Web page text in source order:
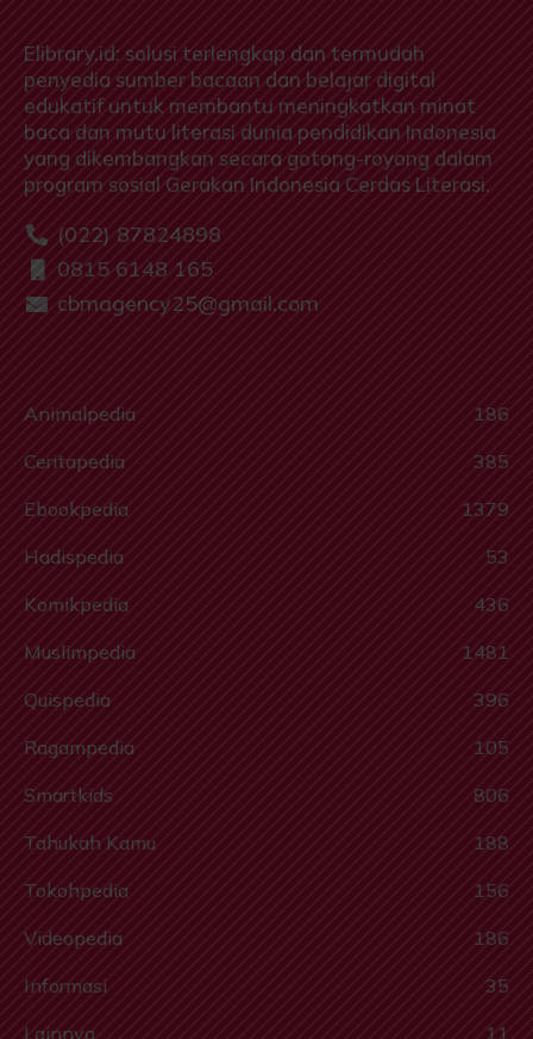
Elibrary.id: solusi terlengkap dan termudah
penyedia sumber bacaan dan belajar digital
edukatif untuk membantu meningkatkan minat
baca dan mutu literasi dunia pendidikan Indonesia
yang dikembangkan secara gotong-royong dalam
program sosial Gerakan Indonesia Cerdas Literasi.
(022) 87824898
0815 6148 165
cbmagency25@gmail.com
Animalpedia
186
Ceritapedia
385
Ebookpedia
1379
Hadispedia
53
Komikpedia
436
Muslimpedia
1481
Quispedia
396
Ragampedia
105
Smartkids
806
Tahukah Kamu
188
Tokohpedia
156
Videopedia
186
Informasi
35
Lainnya
11